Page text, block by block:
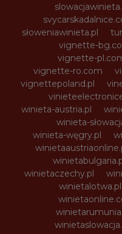
słoweniawinieta.pl
vignette-
vignette-
vignette-ro.com
vignettepoland.pl
winieta-austria.pl
winieta-
winieta-węgry.pl
winietaczechy.pl
winietalotwa.pl